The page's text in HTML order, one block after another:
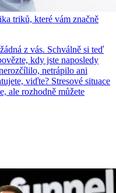
triků, které vám značně
z vás. Schválně si teď
kdy jste naposledy
netrápilo ani
viďte? Stresové situace
ale rozhodně můžete